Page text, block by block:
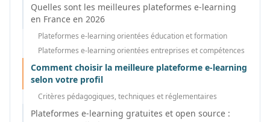
Quelles sont les meilleures plateformes e-learning
en France en 2026
Plateformes e-learning orientées éducation et formation
Plateformes e-learning orientées entreprises et compétences
Comment choisir la meilleure plateforme e-learning
selon votre profil
Critères pédagogiques, techniques et réglementaires
Plateformes e-learning gratuites et open source :